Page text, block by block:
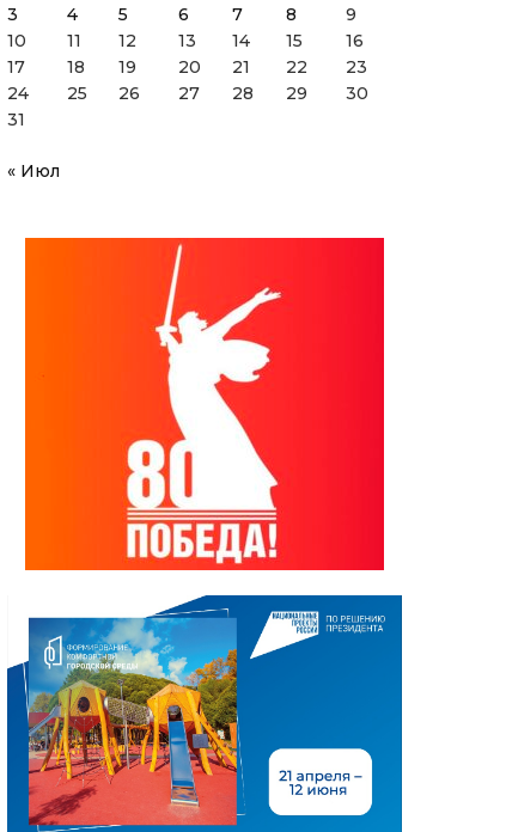
3
4 5 6 7 8
9
10
11 12 13 14 15
16
17
18 19 20 21 22
23
24
25 26 27 28 29
30
31
« Июл